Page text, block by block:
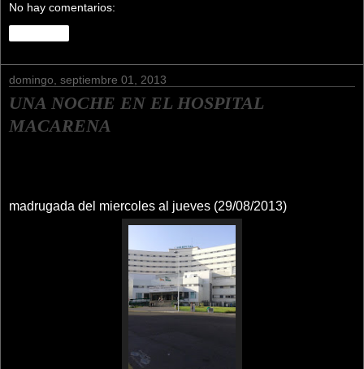
No hay comentarios:
domingo, septiembre 01, 2013
UNA NOCHE EN EL HOSPITAL
MACARENA
madrugada del miercoles al jueves (29/08/2013)